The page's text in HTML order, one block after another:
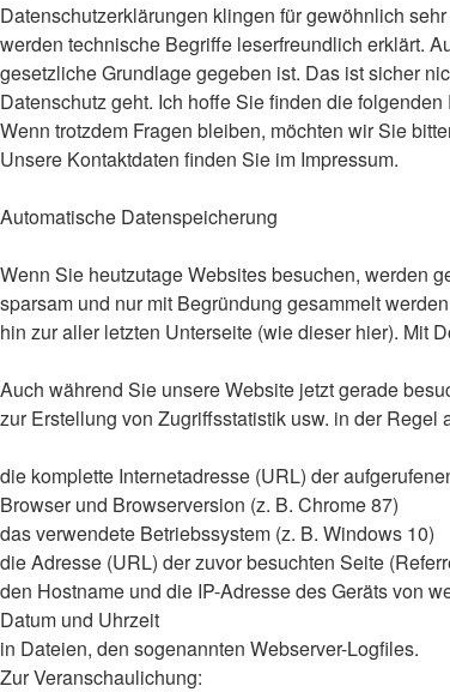
Datenschutzerklärungen klingen für gewöhnlich
werden technische Begriffe leserfreundlich erklärt.
gesetzliche Grundlage gegeben ist. Das ist sicher
Datenschutz geht. Ich hoffe Sie finden die
Wenn trotzdem Fragen bleiben, möchten wir Sie
Unsere Kontaktdaten finden Sie im Impressum.
Automatische Datenspeicherung
Wenn Sie heutzutage Websites besuchen, werden
sparsam und nur mit Begründung gesammelt
hin zur aller letzten Unterseite (wie dieser hier). Mit
Auch während Sie unsere Website jetzt gerade
zur Erstellung von Zugriffsstatistik usw. in der Regel
die komplette Internetadresse (URL) der
Browser und Browserversion (z. B. Chrome 87)
das verwendete Betriebssystem (z. B. Windows 10)
die Adresse (URL) der zuvor besuchten Seite
den Hostname und die IP-Adresse des Geräts von
Datum und Uhrzeit
in Dateien, den sogenannten Webserver-Logfiles.
Zur Veranschaulichung: